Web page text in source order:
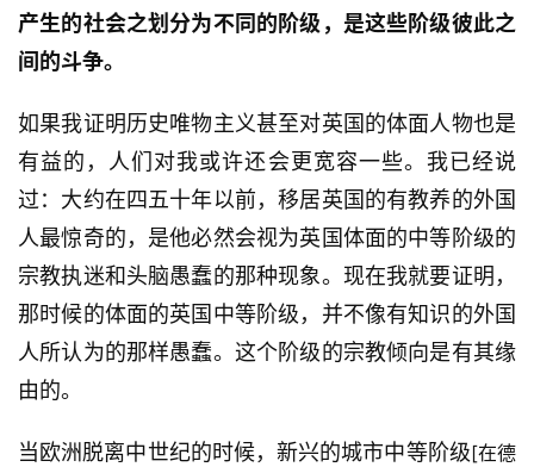
产生的社会之划分为不同的阶级，是这些阶级彼此之
间的斗争。
如果我证明历史唯物主义甚至对英国的体面人物也是
有益的，人们对我或许还会更宽容一些。我已经说
过：大约在四五十年以前，移居英国的有教养的外国
人最惊奇的，是他必然会视为英国体面的中等阶级的
宗教执迷和头脑愚蠢的那种现象。现在我就要证明，
那时候的体面的英国中等阶级，并不像有知识的外国
人所认为的那样愚蠢。这个阶级的宗教倾向是有其缘
由的。
当欧洲脱离中世纪的时候，新兴的城市中等阶级[在德